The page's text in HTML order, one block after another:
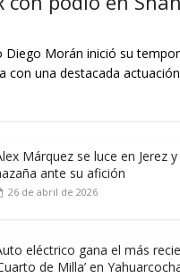
Diego Morán inició su
con una destacada
Márquez se luce en Jerez
ante su afición
26 de abril de 2026
eléctrico gana el más
de Milla’ en